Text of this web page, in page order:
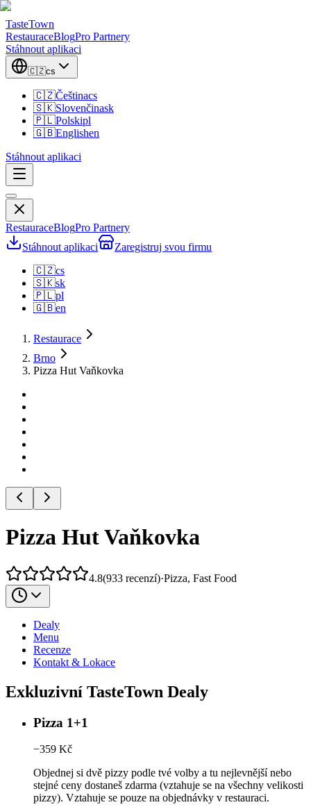
TasteTown
RestauraceBlogPro Partnery
Stáhnout aplikaci
🇨🇿cs
🇨🇿Češtinacs
🇸🇰Slovenčinask
🇵🇱Polskipl
🇬🇧Englishen
Stáhnout aplikaci
RestauraceBlogPro Partnery
Stáhnout aplikaci
Zaregistruj svou firmu
🇨🇿cs
🇸🇰sk
🇵🇱pl
🇬🇧en
Restaurace
Brno
Pizza Hut Vaňkovka
Pizza Hut Vaňkovka
4.8(933 recenzí)·Pizza, Fast Food
Dealy
Menu
Recenze
Kontakt & Lokace
Exkluzivní TasteTown Dealy
Pizza 1+1
−359 Kč
Objednej si dvě pizzy podle tvé volby a tu nejlevnější nebo
stejné ceny dostaneš zdarma (vztahuje se na všechny velikosti
pizzy). Vztahuje se pouze na objednávky v restauraci.